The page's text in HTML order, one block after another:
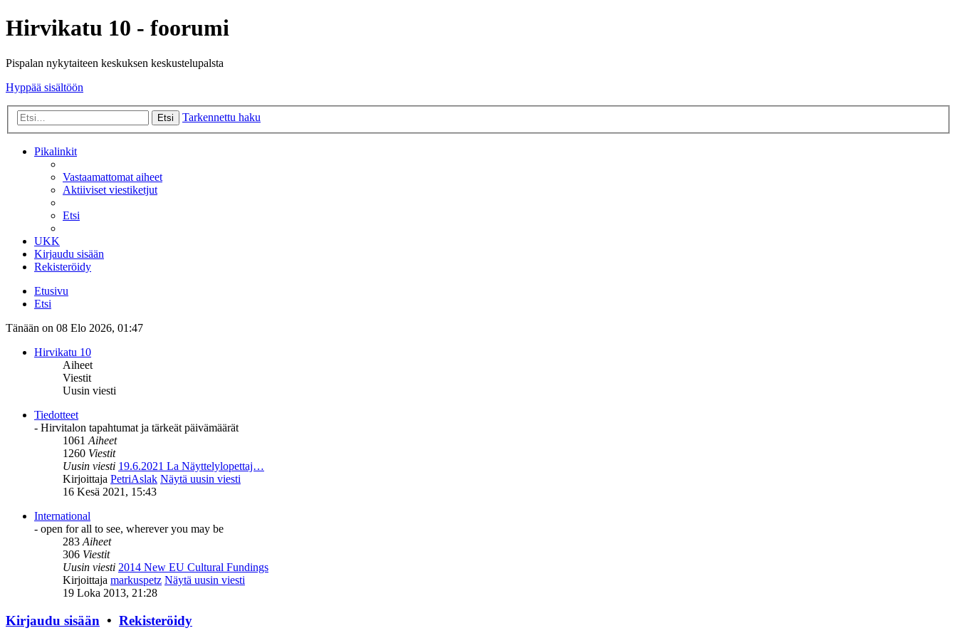
Hirvikatu 10 - foorumi
Pispalan nykytaiteen keskuksen keskustelupalsta
Hyppää sisältöön
Etsi Tarkennettu haku
Pikalinkit
Vastaamattomat aiheet
Aktiiviset viestiketjut
Etsi
UKK
Kirjaudu sisään
Rekisteröidy
Etusivu
Etsi
Tänään on 08 Elo 2026, 01:47
Hirvikatu 10
Aiheet
Viestit
Uusin viesti
Tiedotteet
- Hirvitalon tapahtumat ja tärkeät päivämäärät
1061Aiheet
1260 Viestit
Uusin viesti 19.6.2021 La Näyttelylopettaj…
Kirjoittaja PetriAslak Näytä uusin viesti
16 Kesä 2021, 15:43
International
- open for all to see, wherever you may be
283Aiheet
306 Viestit
Uusin viesti 2014 New EU Cultural Fundings
Kirjoittaja markuspetz Näytä uusin viesti
19 Loka 2013, 21:28
Kirjaudu sisään • Rekisteröidy